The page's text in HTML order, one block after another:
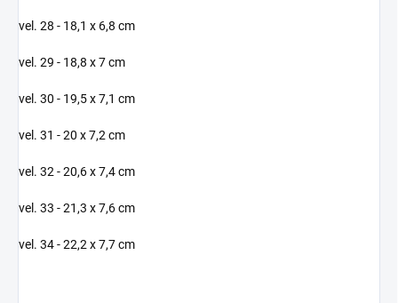
vel. 28 - 18,1 x 6,8 cm
vel. 29 - 18,8 x 7 cm
vel. 30 - 19,5 x 7,1 cm
vel. 31 - 20 x 7,2 cm
vel. 32 - 20,6 x 7,4 cm
vel. 33 - 21,3 x 7,6 cm
vel. 34 - 22,2 x 7,7 cm